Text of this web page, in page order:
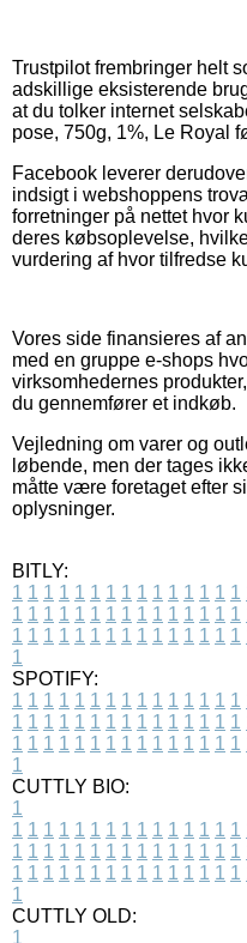
Trustpilot frembringer helt
adskillige eksisterende
at du tolker internet
pose, 750g, 1%, Le Royal
Facebook leverer
indsigt i webshoppens
forretninger på nettet hvor
deres købsoplevelse,
vurdering af hvor tilfredse
Vores side finansieres af
med en gruppe e-shops
virksomhedernes
du gennemfører et indkøb.
Vejledning om varer og
løbende, men der tages
måtte være foretaget efter
oplysninger.
BITLY:
1 1 1 1 1 1 1 1 1 1 1 1 1 1 1
1 1 1 1 1 1 1 1 1 1 1 1 1 1 1
1 1 1 1 1 1 1 1 1 1 1 1 1 1 1
1
SPOTIFY:
1 1 1 1 1 1 1 1 1 1 1 1 1 1 1
1 1 1 1 1 1 1 1 1 1 1 1 1 1 1
1 1 1 1 1 1 1 1 1 1 1 1 1 1 1
1
CUTTLY BIO:
1
1 1 1 1 1 1 1 1 1 1 1 1 1 1 1
1 1 1 1 1 1 1 1 1 1 1 1 1 1 1
1 1 1 1 1 1 1 1 1 1 1 1 1 1 1
1
CUTTLY OLD:
1